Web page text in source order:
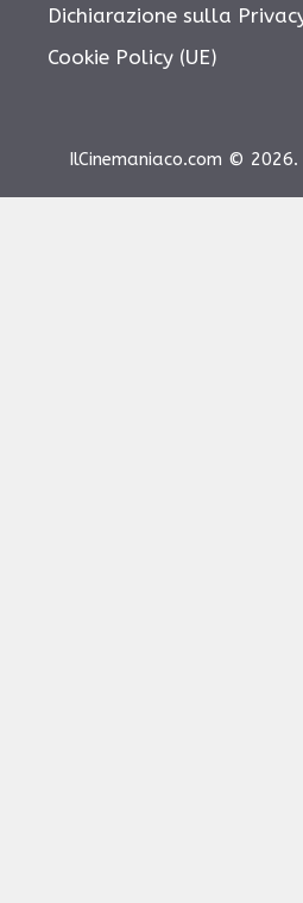
Dichiarazione sulla
Cookie Policy (UE)
IlCinemaniaco.com ©